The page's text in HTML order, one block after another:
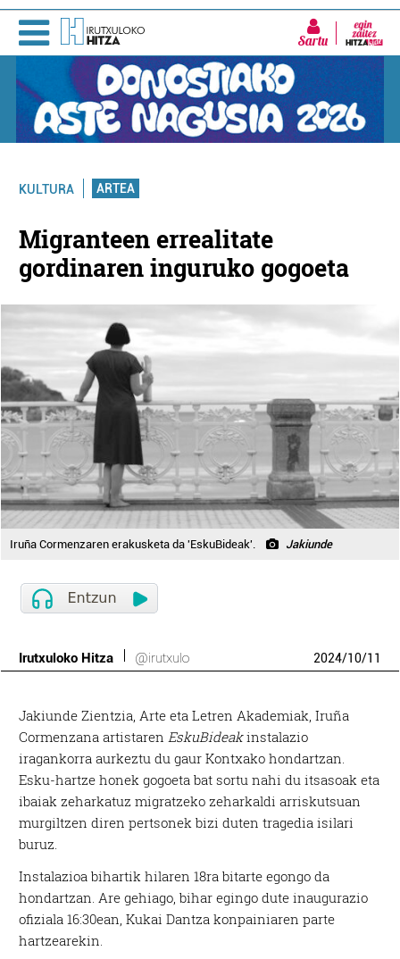
Sartu
KULTURA ARTEA
Migranteen errealitate
gordinaren inguruko gogoeta
Iruña Cormenzaren erakusketa da 'EskuBideak'. Jakiunde
Irutxuloko Hitza @irutxulo 2024/10/11
Jakiunde Zientzia, Arte eta Letren Akademiak, Iruña
Cormenzana artistarenEskuBideakinstalazio
iragankorra aurkeztu du gaur Kontxako hondartzan.
Esku-hartze honek gogoeta bat sortu nahi du itsasoak eta
ibaiak zeharkatuz migratzeko zeharkaldi arriskutsuan
murgiltzen diren pertsonek bizi duten tragedia isilari
buruz.
Instalazioa bihartik hilaren 18ra bitarte egongo da
hondartzan. Are gehiago, bihar egingo dute inaugurazio
ofiziala 16:30ean, Kukai Dantza konpainiaren parte
hartzearekin.